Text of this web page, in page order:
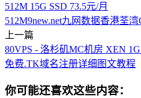
512M 15G SSD 73.5元/月
512M9new.net九网数据香港荃湾
上一篇
80VPS - 洛杉矶MC机房 XEN
免费.TK域名注册详细图文教程
你可能还喜欢这些内容：